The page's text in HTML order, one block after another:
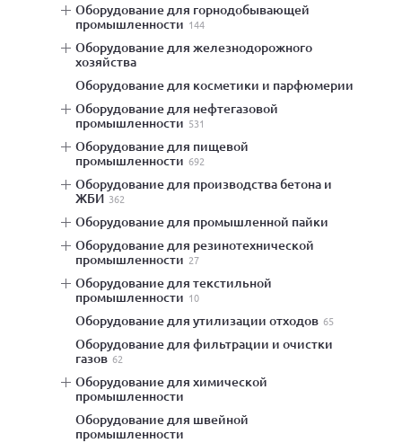
оборудование для горнодобывающей
промышленности 144
оборудование для железнодорожного
хозяйства
оборудование для косметики и парфюмерии
оборудование для нефтегазовой
промышленности 531
оборудование для пищевой
промышленности 692
оборудование для производства бетона и
ЖБИ 362
оборудование для промышленной пайки
оборудование для резинотехнической
промышленности 27
оборудование для текстильной
промышленности 10
оборудование для утилизации отходов 65
оборудование для фильтрации и очистки
газов 62
оборудование для химической
промышленности
оборудование для швейной
промышленности